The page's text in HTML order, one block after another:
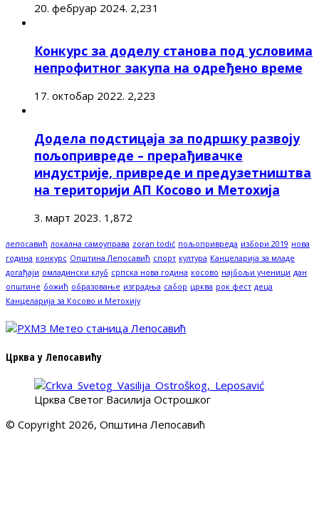
20. фебруар 2024. 2,231
Конкурс за доделу станова под условима
непрофитног закупа на одређено време
17. октобар 2022. 2,223
Додела подстицаја за подршку развоју
пољопривреде – прерађивачке
индустрије, привреде и предузетништва
на територији АП Косово и Метохија
3. март 2023. 1,872
лепосавић локална самоуправа zoran todić пољопривреда избори 2019 нова
година конкурс Општина Лепосавић спорт култура Канцеларија за младе
догађаји омладински клуб српска нова година косово најбољи ученици дан
општине божић образовање изградња сабор црква рок фест деца
Канцеларија за Косово и Метохију
Црква у Лепосавићу
Црква Светог Василија Острошког
© Copyright 2026, Општина Лепосавић